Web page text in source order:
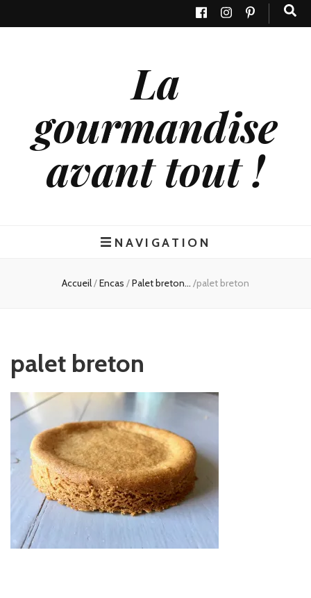
La
gourmandise
avant tout !
NAVIGATION
Accueil/Encas /Palet breton... /palet breton
palet breton